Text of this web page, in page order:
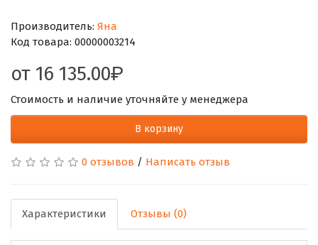
Производитель: Яна
Код товара: 00000003214
от 16 135.00
Стоимость и наличие уточняйте у менеджера
В корзину
0 отзывов / Написать отзыв
Характеристики Отзывы (0)